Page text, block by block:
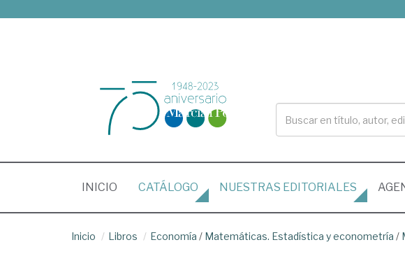
INICIO (CURRENT)
CATÁLOGO NUESTRAS EDITORIALES
Inicio Libros Economía / Matemáticas. Estadística y econometría /